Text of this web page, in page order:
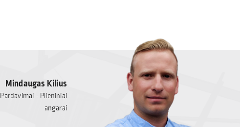
Mindaugas Kilius
Pardavimai - Plieniniai
angarai